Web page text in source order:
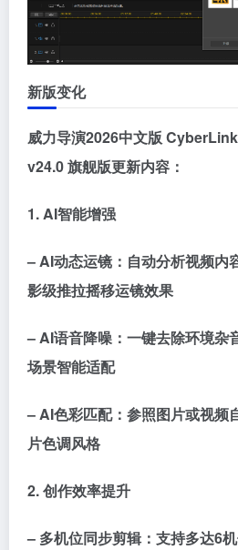
新版变化
威力导演2026中文版
v24.0 旗舰版更新内容：
1. AI智能增强
– AI动态运镜：自动分析视频内
影级推拉摇移运镜效果
– AI语音降噪：一键去除环境杂
场景智能适配
– AI色彩匹配：参照图片或视频
片色调风格
2. 创作效率提升
– 多机位同步剪辑：支持多达6